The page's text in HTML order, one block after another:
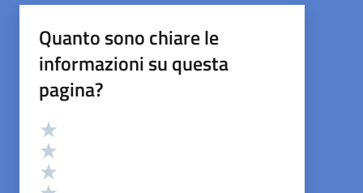
Quanto sono chiare le
informazioni su questa
pagina?
Valutazione